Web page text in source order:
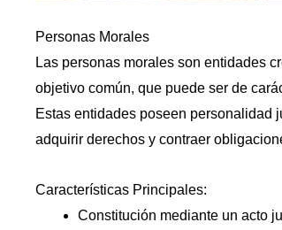
Personas Morales
Las personas morales son entidades
objetivo común, que puede ser de
Estas entidades poseen personalidad
adquirir derechos y contraer
Características Principales:
Constitución mediante un acto